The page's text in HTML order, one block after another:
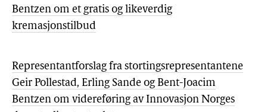
Bentzen om et gratis og likeverdig
kremasjonstilbud
Representantforslag fra stortingsrepresentantene
Geir Pollestad, Erling Sande og Bent-Joacim
Bentzen om videreføring av Innovasjon Norges